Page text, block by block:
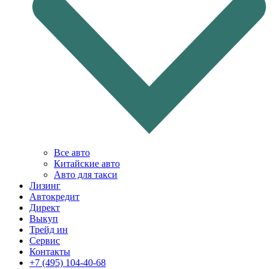
Все авто
Китайские авто
Авто для такси
Лизинг
Автокредит
Директ
Выкуп
Трейд ин
Сервис
Контакты
+7 (495) 104-40-68